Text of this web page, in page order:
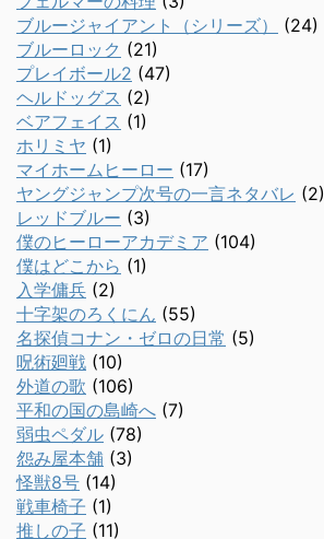
ブルージャイアント（シリーズ）
(24)
ブルーロック (21)
プレイボール2 (47)
ヘルドッグス (2)
ベアフェイス (1)
ホリミヤ (1)
マイホームヒーロー (17)
ヤングジャンプ次号の一言ネタバレ (2)
レッドブルー (3)
僕のヒーローアカデミア (104)
僕はどこから (1)
入学傭兵 (2)
十字架のろくにん (55)
名探偵コナン・ゼロの日常 (5)
呪術廻戦 (10)
外道の歌 (106)
平和の国の島崎へ (7)
弱虫ペダル (78)
怨み屋本舗 (3)
怪獣8号 (14)
戦車椅子 (1)
推しの子 (11)